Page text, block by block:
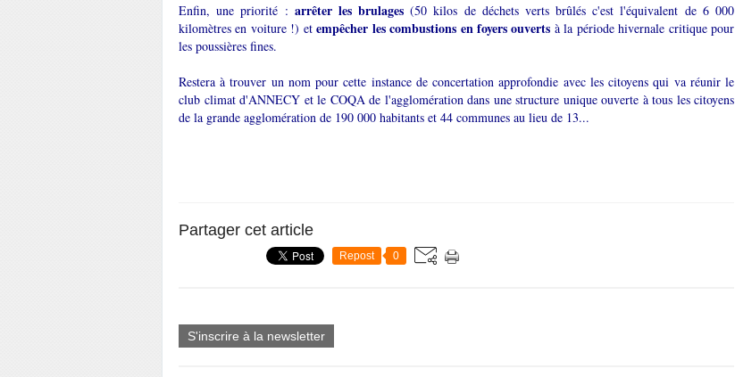
Enfin, une priorité : arrêter les brulages (50 kilos de déchets verts brûlés c'est l'équivalent de 6 000
kilomètres en voiture !) etempêcher les combustions en foyers ouverts à la période hivernale critique pour
les poussières fines.
Restera à trouver un nom pour cette instance de concertation approfondie avec les citoyens qui va réunir le
club climat d'ANNECY et le COQA de l'agglomération dans une structure unique ouverte à tous les citoyens
de la grande agglomération de 190 000 habitants et 44 communes au lieu de 13...
Partager cet article
Repost 0
S'inscrire à la newsletter